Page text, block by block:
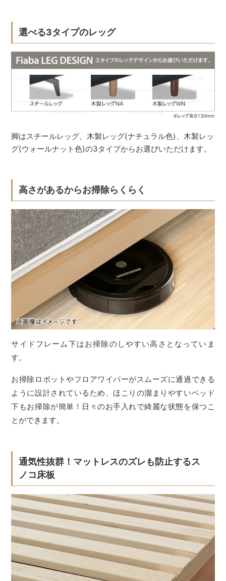
選べる3タイプのレッグ
脚はスチールレッグ、木製レッグ(ナチュラル色)、木製レッ
グ(ウォールナット色)の3タイプからお選びいただけます。
高さがあるからお掃除らくらく
サイドフレーム下はお掃除のしやすい高さとなっていま
す。
お掃除ロボットやフロアワイパーがスムーズに通過できる
ように設計されているため、ほこりの溜まりやすいベッド
下もお掃除が簡単！日々のお手入れで綺麗な状態を保つこ
とができます。
通気性抜群！マットレスのズレも防止するス
ノコ床板